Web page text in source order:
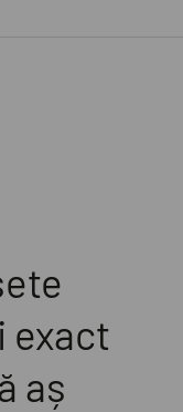
exact
aș